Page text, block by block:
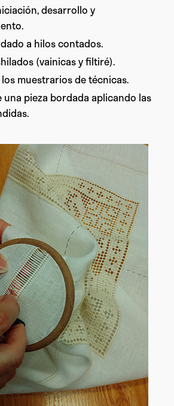
desarrollo y
a hilos contados.
(vainicas y filtiré).
muestrarios de técnicas.
una pieza bordada aplicando las